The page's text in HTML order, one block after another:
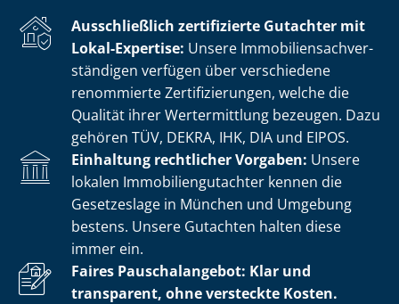
Ausschließlich zertifizierte Gutachter mit
Lokal-Expertise: Unsere Im­mo­bi­li­en­sach­ver­
stän­di­gen verfügen über verschiedene
renommierte Zer­ti­fi­zie­run­gen, welche die
Qualität ihrer Wertermittlung bezeugen. Dazu
gehören TÜV, DEKRA, IHK, DIA und EIPOS.
Einhaltung rechtlicher Vorgaben: Unsere
lokalen Im­mo­bi­li­en­gut­ach­ter kennen die
Gesetzeslage in München und Umgebung
bestens. Unsere Gutachten halten diese
immer ein.
Faires Pauschalangebot: Klar und
transparent, ohne versteckte Kosten.